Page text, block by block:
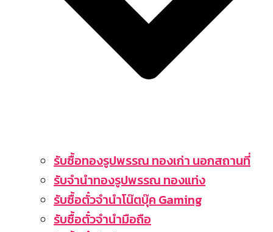
รับซื้อทองรูปพรรณ ทองเก่า นอกสถานที่
รับจำนำทองรูปพรรณ ทองแท่ง
รับซื้อตั๋วจำนำโน๊ตบุ๊ค Gaming
รับซื้อตั๋วจำนำมือถือ